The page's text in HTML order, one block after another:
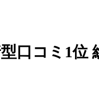
口コミ1位